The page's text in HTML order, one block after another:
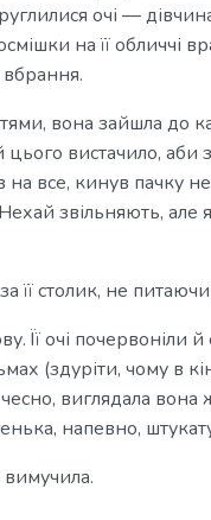
очі —
на її обличчі
вона зайшла до
цього вистачило, аби
на все, кинув пачку
звільняють,
її столик, не
Її очі почервоніли
(здуріти, чому в
виглядала
напевно,